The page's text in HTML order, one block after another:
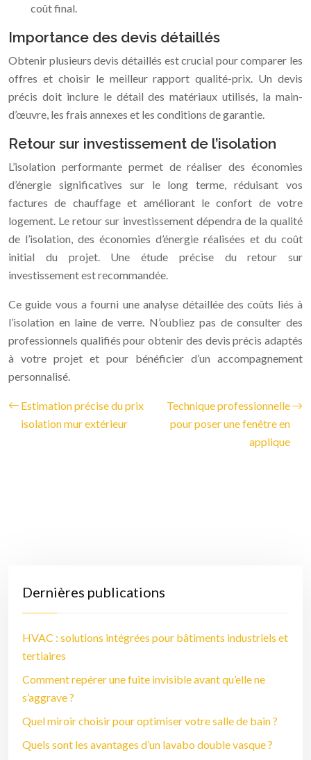
coût final.
Importance des devis détaillés
Obtenir plusieurs devis détaillés est crucial pour comparer les
offres et choisir le meilleur rapport qualité-prix. Un devis
précis doit inclure le détail des matériaux utilisés, la main-
d’œuvre, les frais annexes et les conditions de garantie.
Retour sur investissement de l’isolation
L’isolation performante permet de réaliser des économies
d’énergie significatives sur le long terme, réduisant vos
factures de chauffage et améliorant le confort de votre
logement. Le retour sur investissement dépendra de la qualité
de l’isolation, des économies d’énergie réalisées et du coût
initial du projet. Une étude précise du retour sur
investissement est recommandée.
Ce guide vous a fourni une analyse détaillée des coûts liés à
l’isolation en laine de verre. N’oubliez pas de consulter des
professionnels qualifiés pour obtenir des devis précis adaptés
à votre projet et pour bénéficier d’un accompagnement
personnalisé.
Estimation précise du prix
isolation mur extérieur
Technique professionnelle
pour poser une fenêtre en
applique
Dernières publications
HVAC : solutions intégrées pour bâtiments industriels et
tertiaires
Comment repérer une fuite invisible avant qu’elle ne
s’aggrave ?
Quel miroir choisir pour optimiser votre salle de bain ?
Quels sont les avantages d’un lavabo double vasque ?